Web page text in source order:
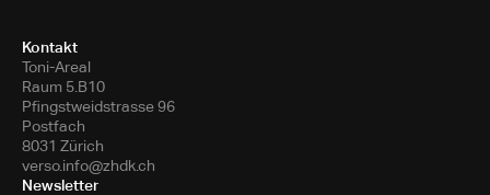
Kontakt
Toni-Areal
Raum 5.B10
Pfingstweidstrasse 96
Postfach
8031 Zürich
verso.info@zhdk.ch
Newsletter